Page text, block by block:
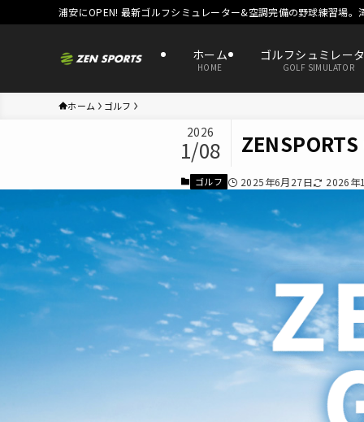
浦安にOPEN! 最新ゴルフシミュレーター&空調完備の野球練習場。
ホーム
HOME
ゴルフシュミレー
GOLF SIMULATOR
ホーム ゴルフ
2026
1/08
ゴルフ 2025年6月27日 2026年